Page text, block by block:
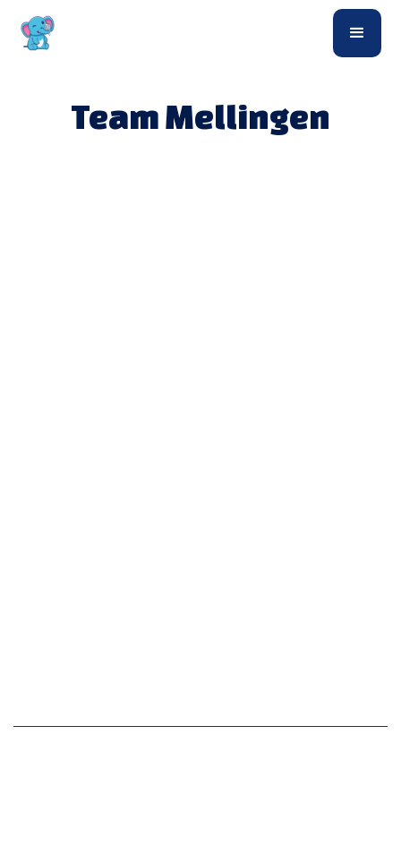
Team Mellingen